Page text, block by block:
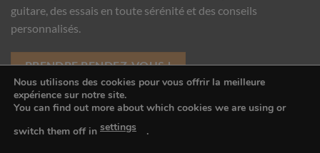
guitare, des essais en toute sérénité et des conseils
personnalisés.
PRENDRE RENDEZ-VOUS !
Copyright 2016 © Guitare Classique Concert
CGV MENTIONS LÉGALES
Nous utilisons des cookies pour vous offrir la meilleure
expérience sur notre site.
You can find out more about which cookies we are using or
switch them off in settings .